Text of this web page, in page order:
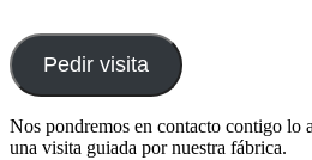
Pedir visita
Nos pondremos en contacto contigo lo
una visita guiada por nuestra fábrica.